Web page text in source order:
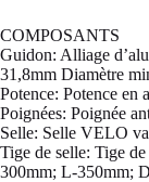
COMPOSANTS
Guidon: Alliage
31,8mm Diamètre
Potence: Potence en
Poignées: Poignée
Selle: Selle VELO
Tige de selle: Tige
300mm; L-350mm;